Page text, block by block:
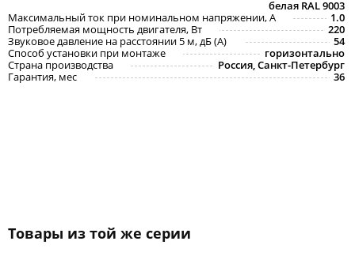
белая RAL 9003
Максимальный ток при номинальном напряжении, A
1.0
Потребляемая мощность двигателя, Вт
220
Звуковое давление на расстоянии 5 м, дБ (A)
54
Способ установки при монтаже
горизонтально
Страна производства
Россия, Санкт-Петербург
Гарантия, мес
36
Товары из той же серии